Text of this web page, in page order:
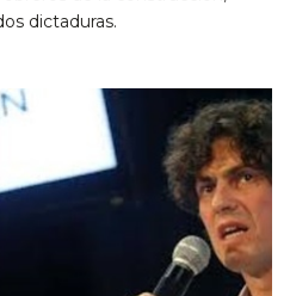
dictaduras.